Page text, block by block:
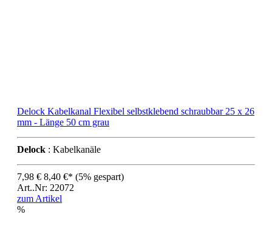
Delock Kabelkanal Flexibel selbstklebend schraubbar 25 x 26
mm - Länge 50 cm grau
Delock : Kabelkanäle
7,98 € 8,40 €* (5% gespart)
Art..Nr: 22072
zum Artikel
%